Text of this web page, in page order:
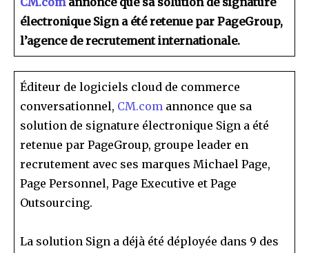
électronique Sign a été retenue par PageGroup,
l’agence de recrutement internationale.
Éditeur de logiciels cloud de commerce
conversationnel, CM.com annonce que sa
solution de signature électronique Sign a été
retenue par PageGroup, groupe leader en
recrutement avec ses marques Michael Page,
Page Personnel, Page Executive et Page
Outsourcing.
La solution Sign a déjà été déployée dans 9 des